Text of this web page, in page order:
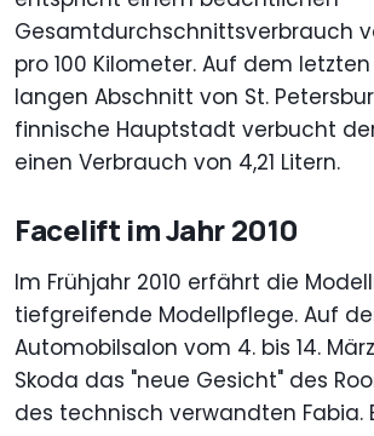
Gesamtdurchschnittsverbrauch
pro 100 Kilometer. Auf dem
langen Abschnitt von St.
finnische Hauptstadt verbucht
einen Verbrauch von 4,21 Litern.
Facelift im Jahr 2010
Im Frühjahr 2010 erfährt die
tiefgreifende Modellpflege. Auf
Automobilsalon vom 4. bis 14.
Skoda das "neue Gesicht" des
des technisch verwandten Fabia.